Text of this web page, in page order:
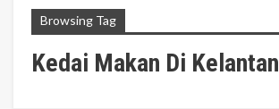
Browsing Tag
Kedai Makan Di Kelantan